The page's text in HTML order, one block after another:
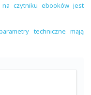
na czytniku ebooków jest
techniczne mają